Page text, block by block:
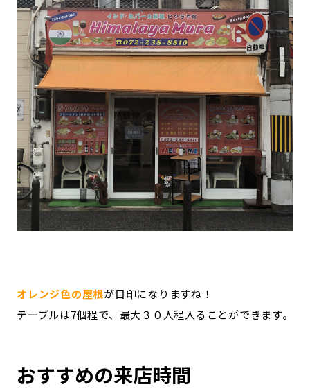
オレンジ色の屋根が目印になりますね！
テーブルは7個程で、最大３０人程入ることができます。
おすすめの来店時間